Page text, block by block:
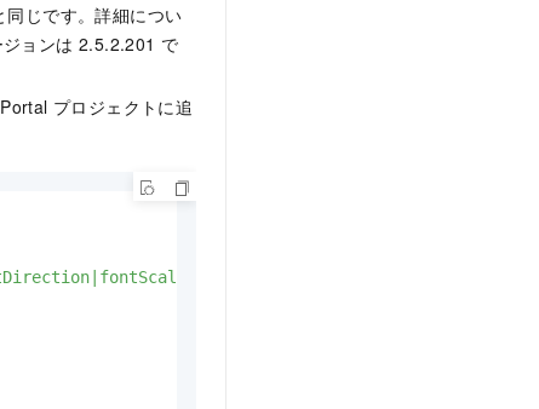
じです。詳細につい
ジョンは 2.5.2.201 で
プロジェクトに追